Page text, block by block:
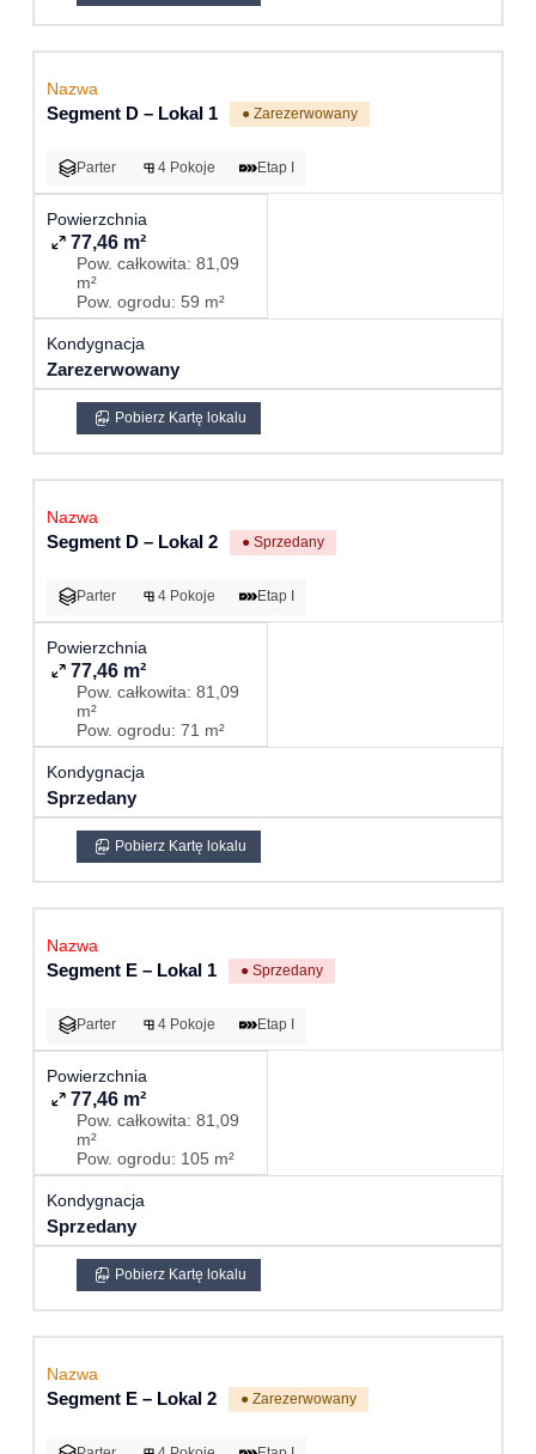
Segment D – Lokal 1 ● Zarezerwowany
Parter 4 Pokoje Etap I
77,46 m²
Pow. całkowita: 81,09
m²
Pow. ogrodu: 59 m²
Zarezerwowany
Pobierz Kartę lokalu
Segment D – Lokal 2 ● Sprzedany
Parter 4 Pokoje Etap I
77,46 m²
Pow. całkowita: 81,09
m²
Pow. ogrodu: 71 m²
Sprzedany
Pobierz Kartę lokalu
Segment E – Lokal 1 ● Sprzedany
Parter 4 Pokoje Etap I
77,46 m²
Pow. całkowita: 81,09
m²
Pow. ogrodu: 105 m²
Sprzedany
Pobierz Kartę lokalu
Segment E – Lokal 2 ● Zarezerwowany